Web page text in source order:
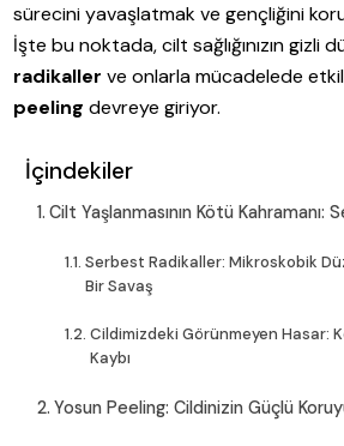
sürecini yavaşlatmak ve gençliğini
İşte bu noktada, cilt sağlığınızın gizli
radikaller ve onlarla mücadelede
peeling devreye giriyor.
İçindekiler
Cilt Yaşlanmasının Kötü Kahramanı:
Serbest Radikaller: Mikroskobik
Bir Savaş
Cildimizdeki Görünmeyen Hasar:
Kaybı
Yosun Peeling: Cildinizin Güçlü